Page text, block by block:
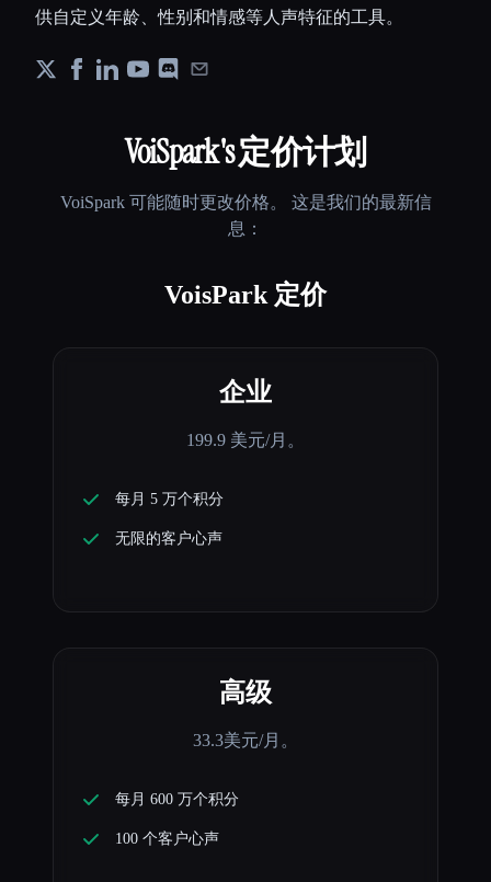
供自定义年龄、性别和情感等人声特征的工具。
VoiSpark's 定价计划
VoiSpark可能随时更改价格。 这是我们的最新信
息：
VoisPark 定价
企业
199.9 美元/月。
每月 5 万个积分
无限的客户心声
高级
33.3美元/月。
每月 600 万个积分
100 个客户心声